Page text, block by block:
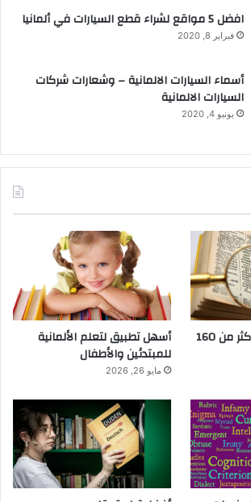
افضل 5 مواقع لشراء قطع السيارات في ألمانيا
فبراير 8, 2020
أسماء السيارات الالمانية – وشعارات شركات
السيارات الالمانية
يونيو 4, 2020
أسهل تطبيق لتعلّم أكثر من 160
أسهل تطبيق لتعلم الألمانية
للمبتدئين والأطفال
مايو 26, 2026